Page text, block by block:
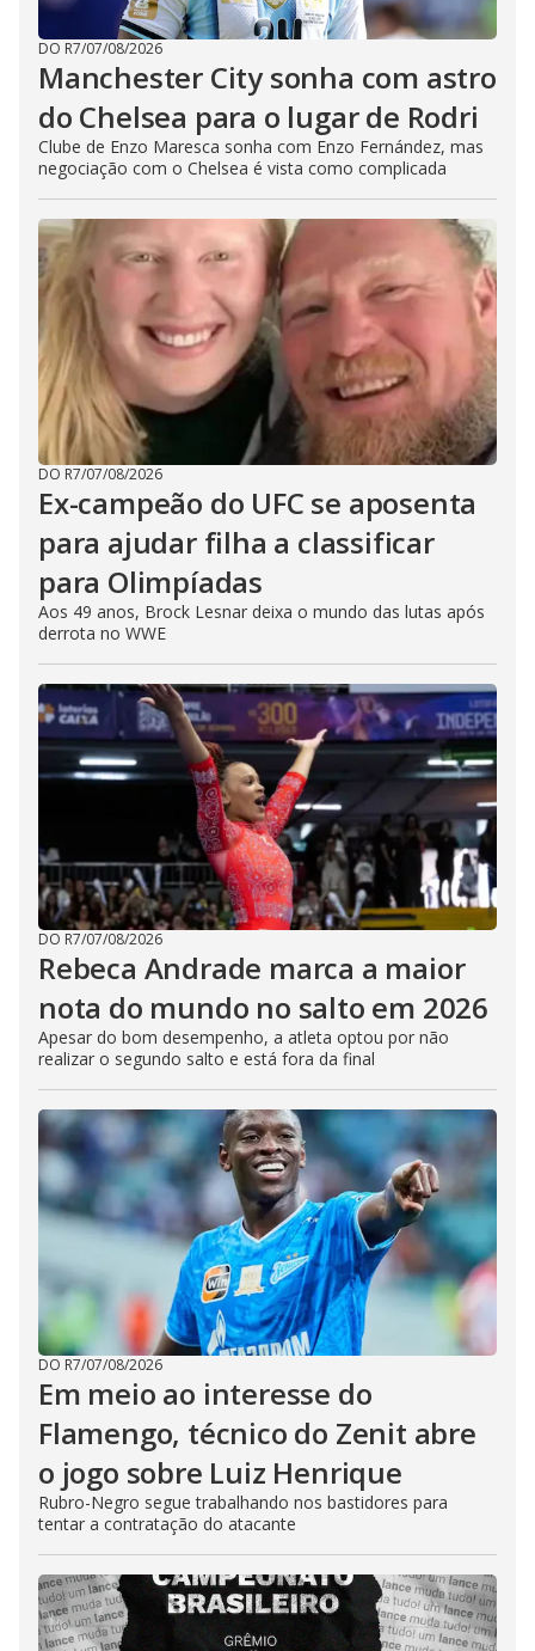
DO R7/07/08/2026
Manchester City sonha com astro
do Chelsea para o lugar de Rodri
Clube de Enzo Maresca sonha com Enzo Fernández, mas
negociação com o Chelsea é vista como complicada
DO R7/07/08/2026
Ex-campeão do UFC se aposenta
para ajudar filha a classificar
para Olimpíadas
Aos 49 anos, Brock Lesnar deixa o mundo das lutas após
derrota no WWE
DO R7/07/08/2026
Rebeca Andrade marca a maior
nota do mundo no salto em 2026
Apesar do bom desempenho, a atleta optou por não
realizar o segundo salto e está fora da final
DO R7/07/08/2026
Em meio ao interesse do
Flamengo, técnico do Zenit abre
o jogo sobre Luiz Henrique
Rubro-Negro segue trabalhando nos bastidores para
tentar a contratação do atacante